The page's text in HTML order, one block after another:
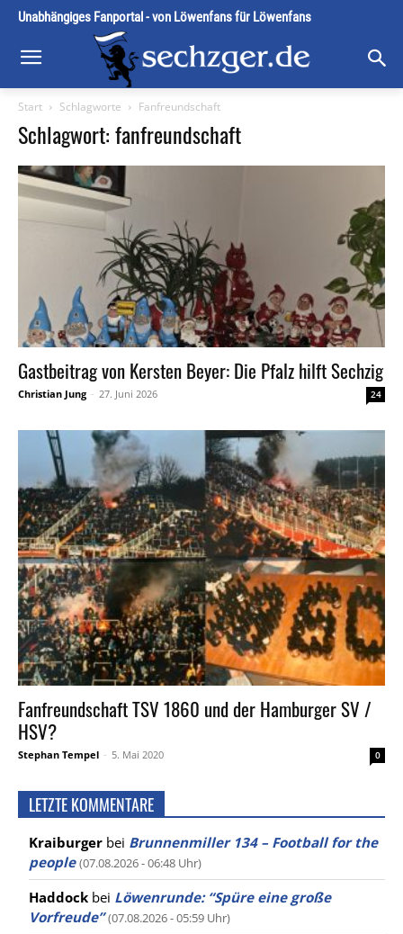
Unabhängiges Fanportal - von Löwenfans für Löwenfans
Start Schlagworte Fanfreundschaft
Schlagwort: fanfreundschaft
Gastbeitrag von Kersten Beyer: Die Pfalz hilft Sechzig
Christian Jung - 27. Juni 2026 24
Fanfreundschaft TSV 1860 und der Hamburger SV /
HSV?
Stephan Tempel - 5. Mai 2020 0
LETZTE KOMMENTARE
Kraiburger bei Brunnenmiller 134 – Football for the
people (07.08.2026 - 06:48 Uhr)
Haddock bei Löwenrunde: “Spüre eine große
Vorfreude” (07.08.2026 - 05:59 Uhr)